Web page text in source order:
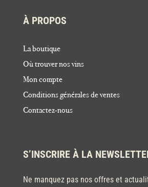
À PROPOS
La boutique
Où trouver nos vins
Mon compte
Conditions générales de ventes
Contactez-nous
S’INSCRIRE À LA
Ne manquez pas nos offres et